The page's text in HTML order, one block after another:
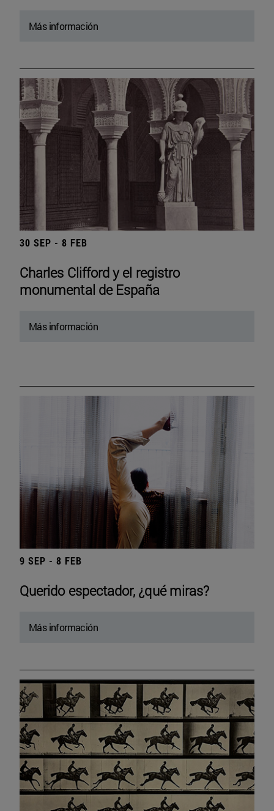
Más información
30 SEP - 8 FEB
Charles Clifford y el registro
monumental de España
Más información
9 SEP - 8 FEB
Querido espectador, ¿qué miras?
Más información